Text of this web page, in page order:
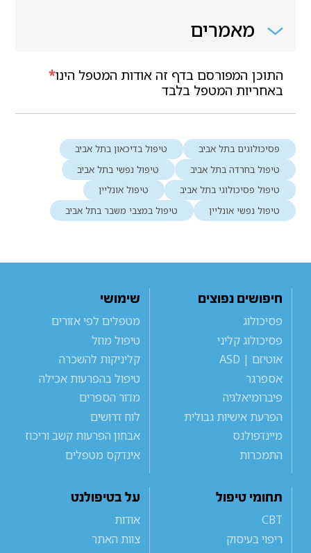
מאמרים
*התוכן המפורסם בדף זה אודות המטפל הינו
באחריות המטפל בלבד
פסיכולוגים בתל אביב
טיפול בדיכאון בתל אביב
טיפול בחרדה בתל אביב
טיפול נפשי בתל אביב
טיפול פסיכולוגי בתל אביב
טיפול אונליין
טיפול נפשי אונליין
טיפול במצבי משבר בתל אביב
חיפושים נפוצים
פסיכולוג
פסיכולוג קליני
אוטיזם | ASD
אספרגר
פיברומיאלגיה
הפרעת אישיות גבולית
מיינדפולנס
התמכרות
שימושי
מטפלים לפי אזורים
טיפול מוזל
קליניקות להשכרה
טיפול בהפרעות אכילה
מדור הספרים
לוח דרושים
אבחון הפרעות קשב וריכוז
אינדקס מטפלים
תחומי טיפול
CBT
ריפוי בעיסוק
על בטיפולנט
אודות
צוות האתר